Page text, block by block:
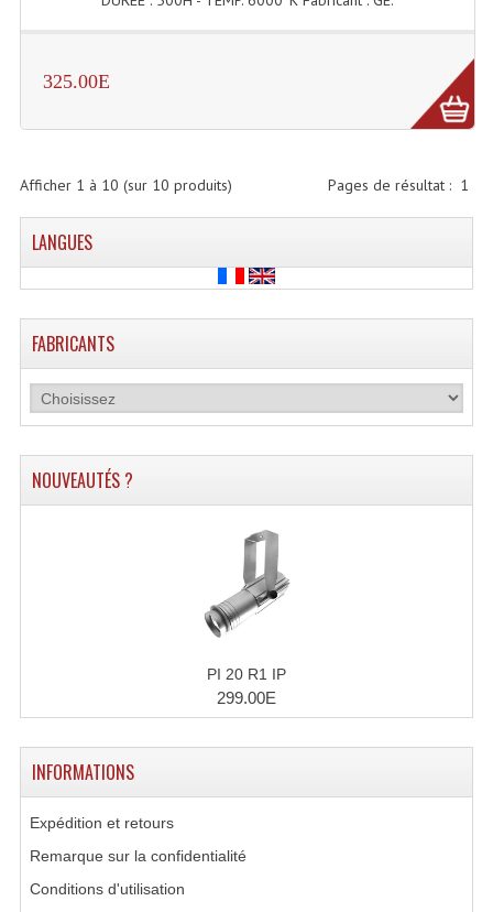
Projecteurs Poursuite
Stroboscopes
Câblage Electrique
Câble Rallonge DMX512 MIDI
Câbles Module, Cables Audio
Câble Multi-Paires Audio
Câbles Enceintes
Connectiques, Prises Etc...
Adaptateurs Audio
Divers Bricolage
Divers Bricolage
325.00E
Pages de résultat : 1
Afficher 1 à 10 (sur 10 produits)
LANGUES
FABRICANTS
NOUVEAUTÉS ?
PI 20 R1 IP
299.00E
INFORMATIONS
Expédition et retours
Remarque sur la confidentialité
Conditions d'utilisation